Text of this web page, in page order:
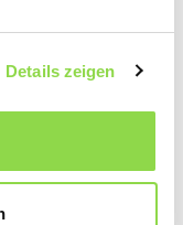
Details zeigen